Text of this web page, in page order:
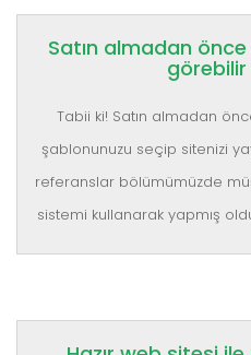
Satın almadan
Tabii ki! Satın almadan
şablonunuzu seçip sitenizi
referanslar bölümümüzde
sistemi kullanarak yapmış